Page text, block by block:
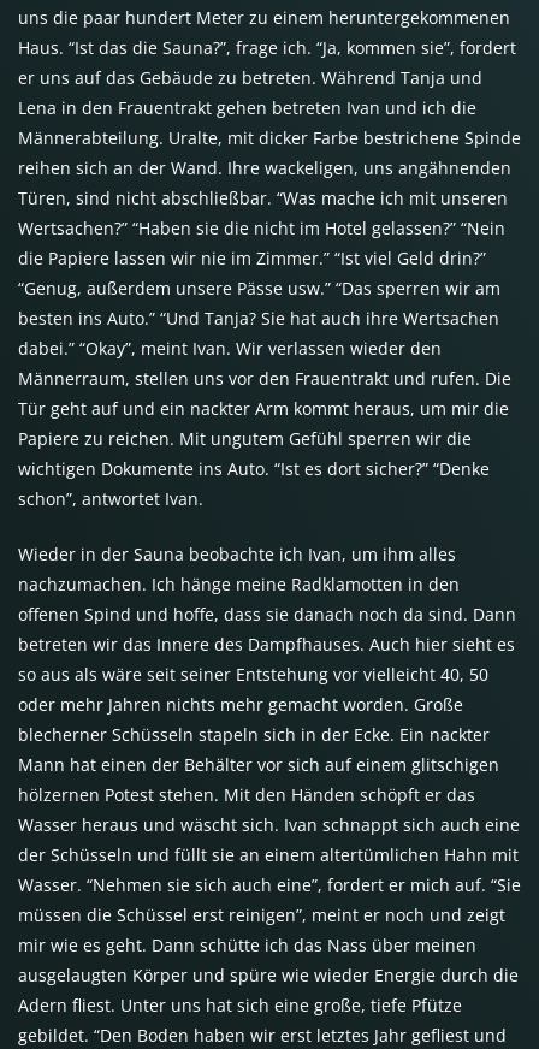
uns die paar hundert Meter zu einem heruntergekommenen
Haus. “Ist das die Sauna?”, frage ich. “Ja, kommen sie”, fordert
er uns auf das Gebäude zu betreten. Während Tanja und
Lena in den Frauentrakt gehen betreten Ivan und ich die
Männerabteilung. Uralte, mit dicker Farbe bestrichene Spinde
reihen sich an der Wand. Ihre wackeligen, uns angähnenden
Türen, sind nicht abschließbar. “Was mache ich mit unseren
Wertsachen?” “Haben sie die nicht im Hotel gelassen?” “Nein
die Papiere lassen wir nie im Zimmer.” “Ist viel Geld drin?”
“Genug, außerdem unsere Pässe usw.” “Das sperren wir am
besten ins Auto.” “Und Tanja? Sie hat auch ihre Wertsachen
dabei.” “Okay”, meint Ivan. Wir verlassen wieder den
Männerraum, stellen uns vor den Frauentrakt und rufen. Die
Tür geht auf und ein nackter Arm kommt heraus, um mir die
Papiere zu reichen. Mit ungutem Gefühl sperren wir die
wichtigen Dokumente ins Auto. “Ist es dort sicher?” “Denke
schon”, antwortet Ivan.
Wieder in der Sauna beobachte ich Ivan, um ihm alles
nachzumachen. Ich hänge meine Radklamotten in den
offenen Spind und hoffe, dass sie danach noch da sind. Dann
betreten wir das Innere des Dampfhauses. Auch hier sieht es
so aus als wäre seit seiner Entstehung vor vielleicht 40, 50
oder mehr Jahren nichts mehr gemacht worden. Große
blecherner Schüsseln stapeln sich in der Ecke. Ein nackter
Mann hat einen der Behälter vor sich auf einem glitschigen
hölzernen Potest stehen. Mit den Händen schöpft er das
Wasser heraus und wäscht sich. Ivan schnappt sich auch eine
der Schüsseln und füllt sie an einem altertümlichen Hahn mit
Wasser. “Nehmen sie sich auch eine”, fordert er mich auf. “Sie
müssen die Schüssel erst reinigen”, meint er noch und zeigt
mir wie es geht. Dann schütte ich das Nass über meinen
ausgelaugten Körper und spüre wie wieder Energie durch die
Adern fliest. Unter uns hat sich eine große, tiefe Pfütze
gebildet. “Den Boden haben wir erst letztes Jahr gefliest und